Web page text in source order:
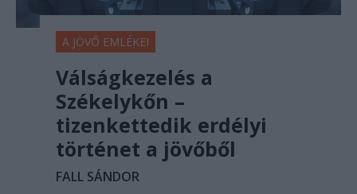
A JÖVŐ EMLÉKEI
Válságkezelés a
Székelykőn –
tizenkettedik erdélyi
történet a jövőből
FALL SÁNDOR